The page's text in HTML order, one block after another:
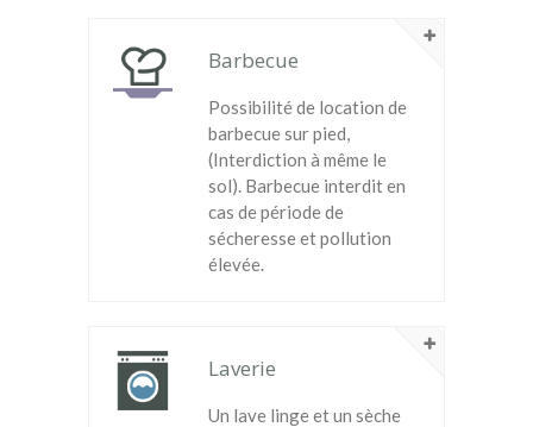
Barbecue
Possibilité de location de
barbecue sur pied,
(Interdiction à même le
sol). Barbecue interdit en
cas de période de
sécheresse et pollution
élevée.
Laverie
Un lave linge et un sèche